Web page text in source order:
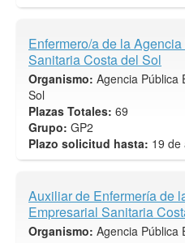
Enfermero/a de la
Sanitaria Costa del Sol
Organismo: Agencia Pública
Sol
Plazas Totales: 69
Grupo: GP2
Plazo solicitud hasta: 19 de
Auxiliar de Enfermería de
Empresarial Sanitaria
Organismo: Agencia Pública